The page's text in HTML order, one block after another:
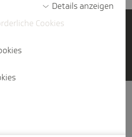
Details anzeigen
Cookies